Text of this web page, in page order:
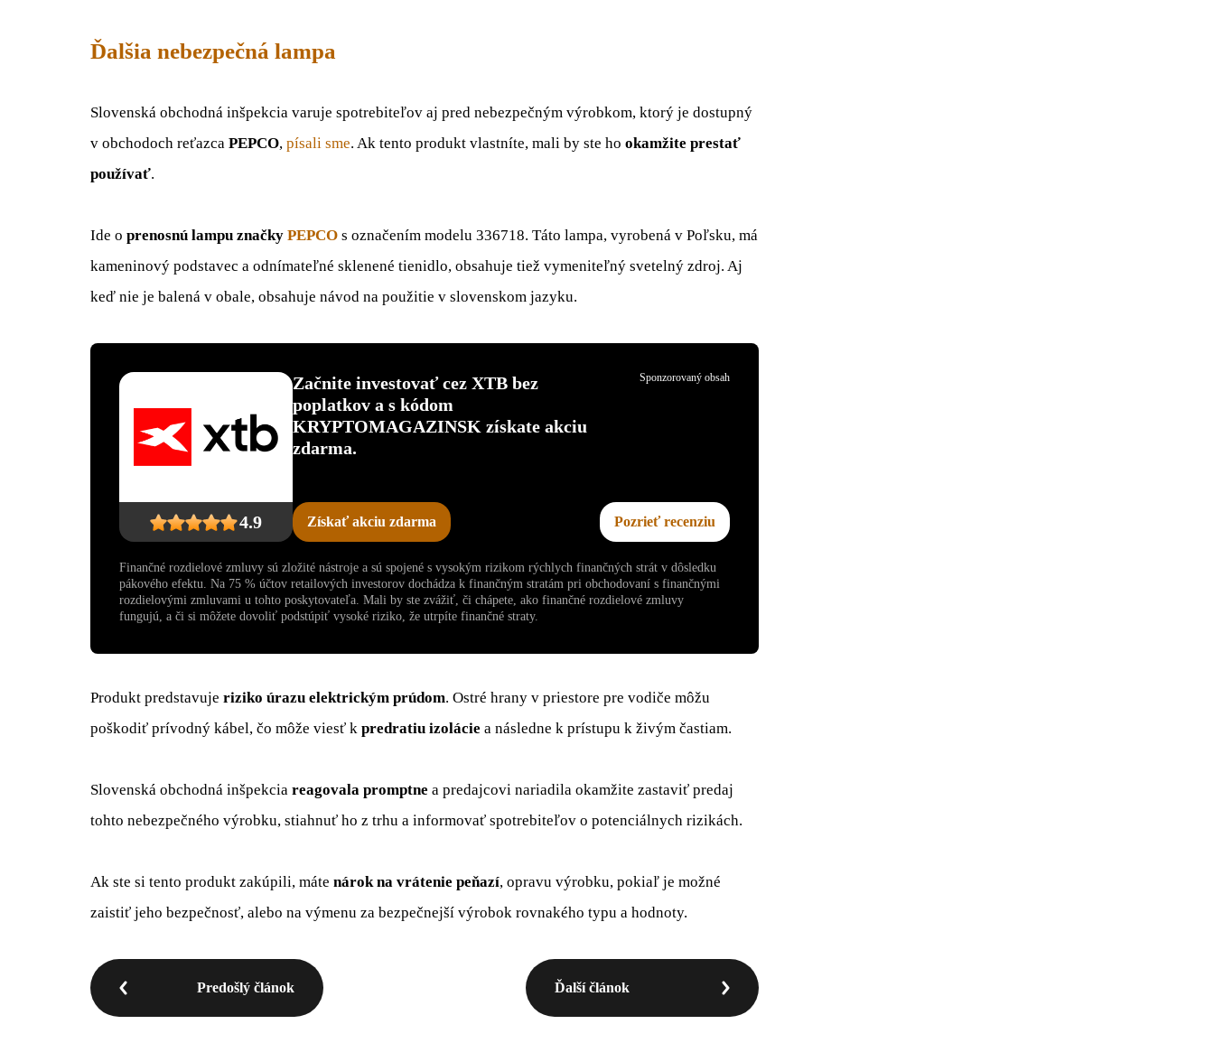
Ďalšia nebezpečná lampa
Slovenská obchodná inšpekcia varuje spotrebiteľov aj pred nebezpečným výrobkom, ktorý je dostupný
v obchodoch reťazca PEPCO, písali sme. Ak tento produkt vlastníte, mali by ste ho okamžite prestať
používať.
Ide o prenosnú lampu značky PEPCO s označením modelu 336718. Táto lampa, vyrobená v Poľsku, má
kameninový podstavec a odnímateľné sklenené tienidlo, obsahuje tiež vymeniteľný svetelný zdroj. Aj
keď nie je balená v obale, obsahuje návod na použitie v slovenskom jazyku.
4.9
Začnite investovať cez XTB bez
poplatkov a s kódom
KRYPTOMAGAZINSK získate akciu
zdarma.
Získať akciu zdarma Pozrieť recenziu
Sponzorovaný obsah
Finančné rozdielové zmluvy sú zložité nástroje a sú spojené s vysokým rizikom rýchlych finančných strát v dôsledku
pákového efektu. Na 75 % účtov retailových investorov dochádza k finančným stratám pri obchodovaní s finančnými
rozdielovými zmluvami u tohto poskytovateľa. Mali by ste zvážiť, či chápete, ako finančné rozdielové zmluvy
fungujú, a či si môžete dovoliť podstúpiť vysoké riziko, že utrpíte finančné straty.
Produkt predstavuje riziko úrazu elektrickým prúdom. Ostré hrany v priestore pre vodiče môžu
poškodiť prívodný kábel, čo môže viesť k predratiu izolácie a následne k prístupu k živým častiam.
Slovenská obchodná inšpekcia reagovala promptne a predajcovi nariadila okamžite zastaviť predaj
tohto nebezpečného výrobku, stiahnuť ho z trhu a informovať spotrebiteľov o potenciálnych rizikách.
Ak ste si tento produkt zakúpili, máte nárok na vrátenie peňazí, opravu výrobku, pokiaľ je možné
zaistiť jeho bezpečnosť, alebo na výmenu za bezpečnejší výrobok rovnakého typu a hodnoty.
Predošlý článok Ďalší článok